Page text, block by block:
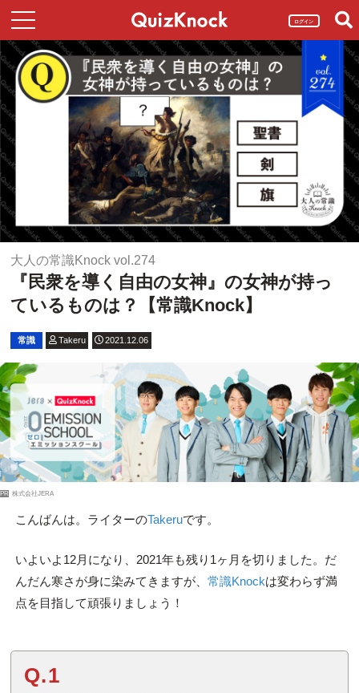
ログイン
大人の常識Knock vol.274
『民衆を導く自由の女神』の女神が持っ
ているものは？【常識Knock】
常識 Takeru 2021.12.06
PR 株式会社JERA
こんばんは。ライターのTakeruです。
いよいよ12月になり、2021年も残り1ヶ月を切りました。だ
んだん寒さが身に染みてきますが、 常識Knockは変わらず満
点を目指して頑張りましょう！
Q.1